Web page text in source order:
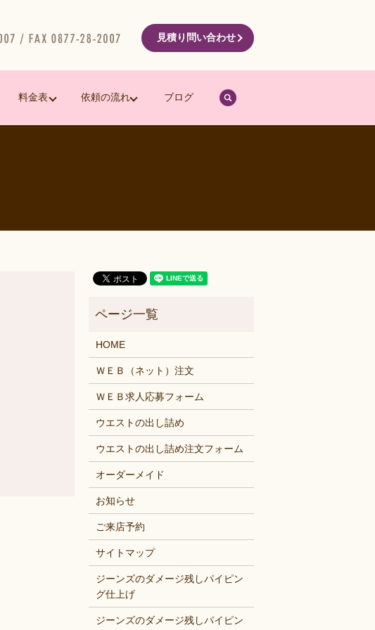
見積り問い合わせ
料金表 依頼の流れ ブログ
HOME
ＷＥＢ（ネット）注文
ＷＥＢ求人応募フォーム
ウエストの出し詰め
ウエストの出し詰め注文フォーム
オーダーメイド
お知らせ
ご来店予約
サイトマップ
ジーンズのダメージ残しパイピン
グ仕上げ
ジーンズのダメージ残しパイピン